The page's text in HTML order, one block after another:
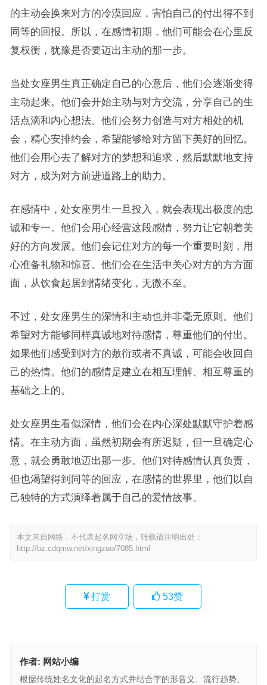
的主动会换来对方的冷漠回应，害怕自己的付出得不到
同等的回报。所以，在感情初期，他们可能会在心里反
复权衡，犹豫是否要迈出主动的那一步。
当处女座男生真正确定自己的心意后，他们会逐渐变得
主动起来。他们会开始主动与对方交流，分享自己的生
活点滴和内心想法。他们会努力创造与对方相处的机
会，精心安排约会，希望能够给对方留下美好的回忆。
他们会用心去了解对方的梦想和追求，然后默默地支持
对方，成为对方前进道路上的助力。
在感情中，处女座男生一旦投入，就会表现出极度的忠
诚和专一。他们会用心经营这段感情，努力让它朝着美
好的方向发展。他们会记住对方的每一个重要时刻，用
心准备礼物和惊喜。他们会在生活中关心对方的方方面
面，从饮食起居到情绪变化，无微不至。
不过，处女座男生的深情和主动也并非毫无原则。他们
希望对方能够同样真诚地对待感情，尊重他们的付出。
如果他们感受到对方的敷衍或者不真诚，可能会收回自
己的热情。他们的感情是建立在相互理解、相互尊重的
基础之上的。
处女座男生看似深情，他们会在内心深处默默守护着感
情。在主动方面，虽然初期会有所迟疑，但一旦确定心
意，就会勇敢地迈出那一步。他们对待感情认真负责，
但也渴望得到同等的回应，在感情的世界里，他们以自
己独特的方式演绎着属于自己的爱情故事。
本文来自网络，不代表起名网立场，转载请注明出处：
http://bz.cdqmw.net/xingzuo/7085.html
打赏 53赞
作者: 网站小编
根据传统姓名文化的起名方式并结合字的形音义、流行趋势、